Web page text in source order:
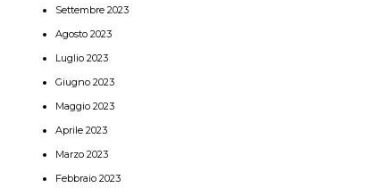
Settembre 2023
Agosto 2023
Luglio 2023
Giugno 2023
Maggio 2023
Aprile 2023
Marzo 2023
Febbraio 2023